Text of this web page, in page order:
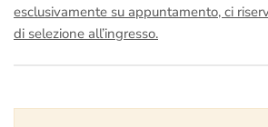
esclusivamente su appuntamento, ci
di selezione all’ingresso.